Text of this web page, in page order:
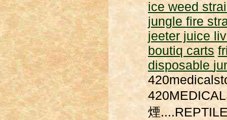
ice weed
jungle fire
jeeter juice
boutiq carts
disposable
煙